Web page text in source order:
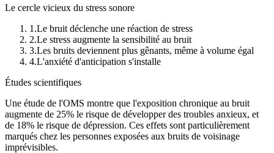
Le cercle vicieux du stress sonore
1.Le bruit déclenche une réaction de stress
2.Le stress augmente la sensibilité au bruit
3.Les bruits deviennent plus gênants, même à volume égal
4.L'anxiété d'anticipation s'installe
Études scientifiques
Une étude de l'OMS montre que l'exposition chronique au bruit
augmente de 25% le risque de développer des troubles anxieux, et
de 18% le risque de dépression. Ces effets sont particulièrement
marqués chez les personnes exposées aux bruits de voisinage
imprévisibles.